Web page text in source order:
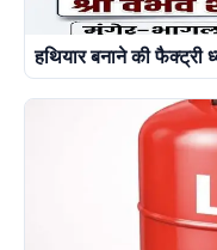
हथियार बनाने की